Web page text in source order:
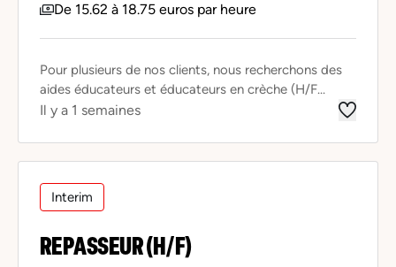
De 15.62 à 18.75 euros par heure
Pour plusieurs de nos clients, nous recherchons des
aides éducateurs et éducateurs en crèche (H/F...
Il y a 1 semaines
Interim
REPASSEUR (H/F)